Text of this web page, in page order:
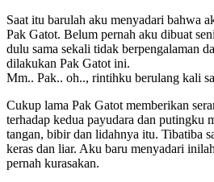
Saat itu barulah aku menyadari bahwa
Pak Gatot. Belum pernah aku dibuat
dulu sama sekali tidak berpengalaman
dilakukan Pak Gatot ini.
Mm.. Pak.. oh.., rintihku berulang kali
Cukup lama Pak Gatot memberikan
terhadap kedua payudara dan putingku
tangan, bibir dan lidahnya itu. Tibatiba
keras dan liar. Aku baru menyadari
pernah kurasakan.